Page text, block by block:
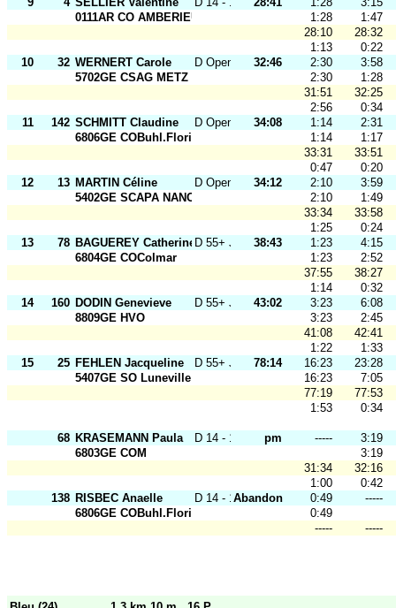
0111AR CO AMBERIEU
1:28
1:47
28:10
28:32
1:13
0:22
10
32 WERNERT Carole D Open J 32:46 2:30
3:58
5702GE CSAG METZ
2:30
1:28
31:51
32:25
2:56
0:34
11
142 SCHMITT Claudine D Open J 34:08 1:14
2:31
6806GE COBuhl.Florival
1:14
1:17
33:31
33:51
0:47
0:20
12
13 MARTIN Céline D Open J 34:12 2:10
3:59
5402GE SCAPA NANCY
2:10
1:49
33:34
33:58
1:25
0:24
13
78 BAGUEREY Catherine D 55+ J 38:43 1:23
4:15
6804GE COColmar
1:23
2:52
37:55
38:27
1:14
0:32
14
160 DODIN Genevieve D 55+ J 43:02 3:23
6:08
8809GE HVO
3:23
2:45
41:08
42:41
1:22
1:33
15
25 FEHLEN Jacqueline D 55+ J 78:14 16:23
23:28
5407GE SO Luneville
16:23
7:05
77:19
77:53
1:53
0:34
68 KRASEMANN Paula D 14 - 18 pm -----
3:19
6803GE COM
3:19
31:34
32:16
1:00
0:42
138 RISBEC Anaelle D 14 - 18Abandon 0:49
-----
6806GE COBuhl.Florival
0:49
-----
-----